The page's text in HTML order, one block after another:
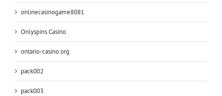
onlinecasinogame8081
Onlyspins Casino
ontario-casino.org
pack002
pack003